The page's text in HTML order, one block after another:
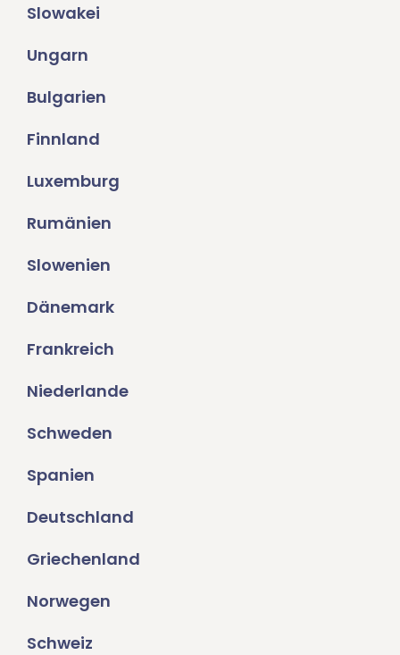
Slowakei
Ungarn
Bulgarien
Finnland
Luxemburg
Rumänien
Slowenien
Dänemark
Frankreich
Niederlande
Schweden
Spanien
Deutschland
Griechenland
Norwegen
Schweiz